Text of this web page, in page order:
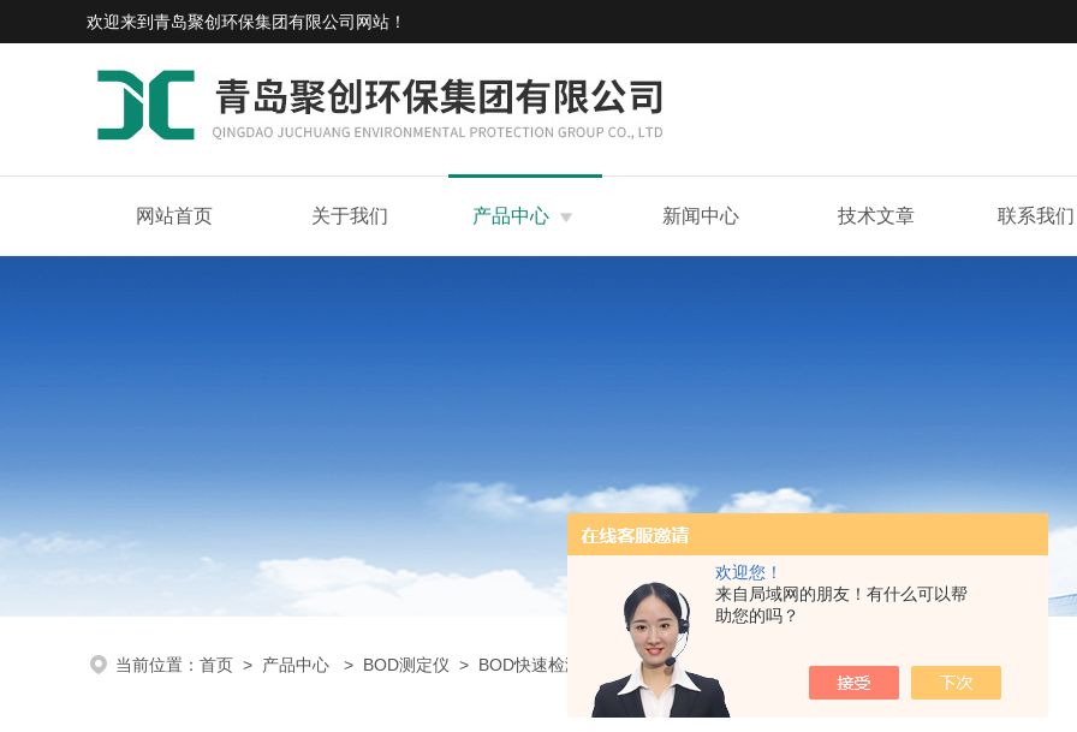
欢迎您！
来自局域网的朋友！有什么可以帮
助您的吗？
欢迎来到青岛聚创环保集团有限公司网站 ！
网站首页 关于我们 产品中心 新闻中心 技术文章 联系我们
当前位置： 首页 > 产品中心 > BOD测定仪 > BOD快速检测仪 > JC-50A型BOD快速测定仪